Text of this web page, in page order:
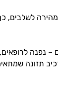
לשלבים,
– נפנה
תזונה